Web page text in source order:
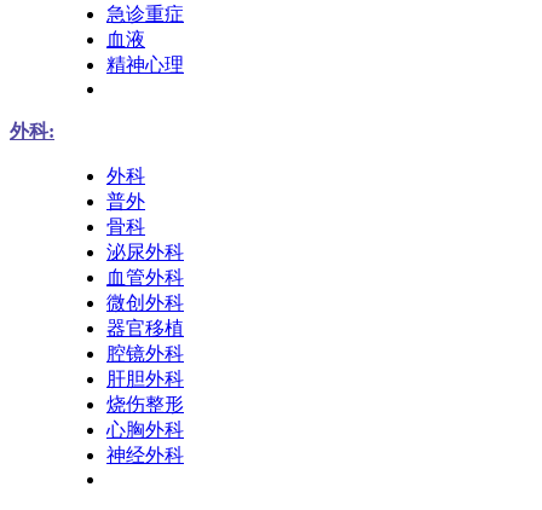
急诊重症
血液
精神心理
外科:
外科
普外
骨科
泌尿外科
血管外科
微创外科
器官移植
腔镜外科
肝胆外科
烧伤整形
心胸外科
神经外科